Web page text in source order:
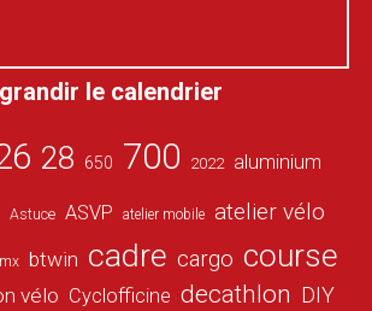
le calendrier
28 650 700 2022 aluminium
Astuce ASVP atelier mobile atelier vélo
btwin cadre cargo course
vélo Cyclofficine decathlon DIY